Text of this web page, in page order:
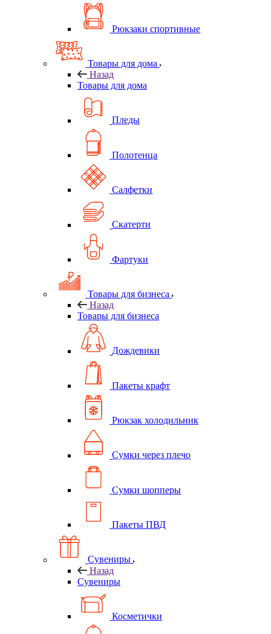
Рюкзаки спортивные
Товары для дома
Назад
Товары для дома
Пледы
Полотенца
Салфетки
Скатерти
Фартуки
Товары для бизнеса
Назад
Товары для бизнеса
Дождевики
Пакеты крафт
Рюкзак холодильник
Сумки через плечо
Сумки шопперы
Пакеты ПВД
Сувениры
Назад
Сувениры
Косметички